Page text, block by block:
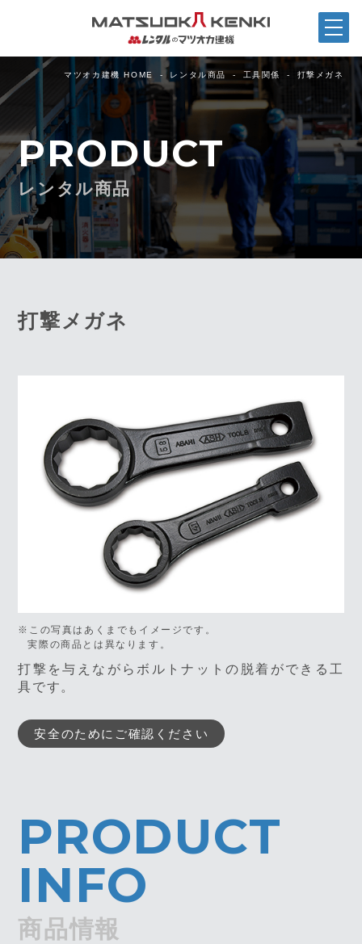
マツオカ建機 HOME レンタル商品 工具関係 打撃メガネ
PRODUCT
レンタル商品
打撃メガネ
※この写真はあくまでもイメージです。
実際の商品とは異なります。
打撃を与えながらボルトナットの脱着ができる工
具です。
安全のためにご確認ください
PRODUCT
INFO
商品情報